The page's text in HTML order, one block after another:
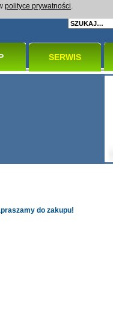
SERWIS
do zakupu!
polityce prywatności.